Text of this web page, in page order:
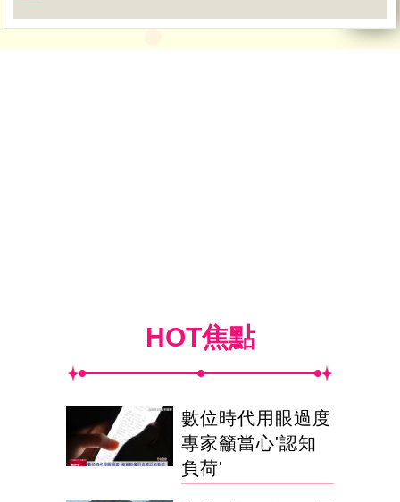
HOT焦點
數位時代用眼過度
專家籲當心'認知
負荷'